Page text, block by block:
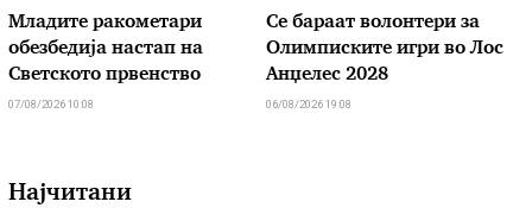
Младите ракометари
обезбедија настап на
Светското првенство
07/08/2026 10:08
Се бараат волонтери за
Олимписките игри во Лос
Анџелес 2028
06/08/2026 19:08
Најчитани